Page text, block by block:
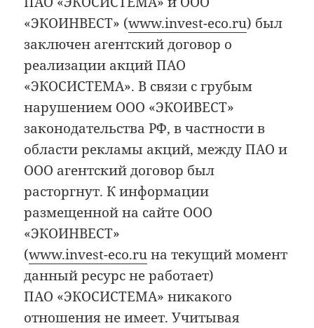
«ЭКОИНВЕСТ» (www.invest-eco.ru) был
заключен агентский договор о
реализации акций ПАО
«ЭКОСИСТЕМА». В связи с грубым
нарушением ООО «ЭКОИВЕСТ»
законодательства РФ, в частности в
области рекламы акций, между ПАО и
ООО агентский договор был
расторгнут. К информации
размещенной на сайте ООО
«ЭКОИНВЕСТ»
(www.invest-eco.ruна текущий момент
данный ресурс не работает)
ПАО «ЭКОСИСТЕМА» никакого
отношения не имеет. Учитывая